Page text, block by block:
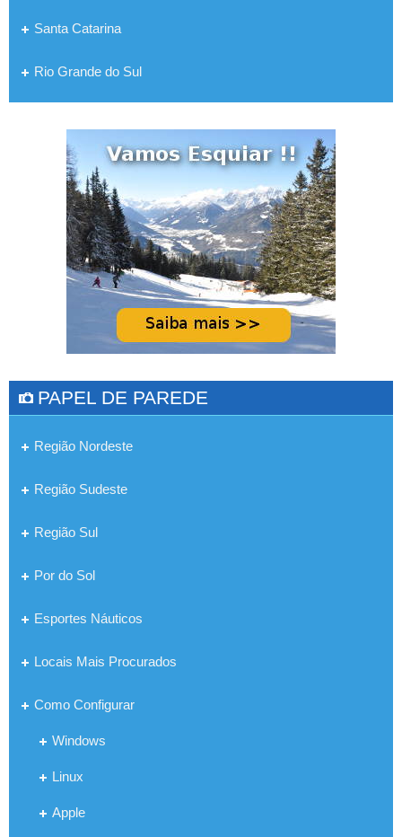
Santa Catarina
Rio Grande do Sul
PAPEL DE PAREDE
Região Nordeste
Região Sudeste
Região Sul
Por do Sol
Esportes Náuticos
Locais Mais Procurados
Como Configurar
Windows
Linux
Apple